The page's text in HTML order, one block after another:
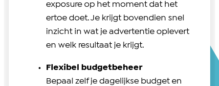
exposure op het moment dat het
ertoe doet. Je krijgt bovendien snel
inzicht in wat je advertentie oplevert
en welk resultaat je krijgt.
Flexibel budgetbeheer
Bepaal zelf je dagelijkse budget en